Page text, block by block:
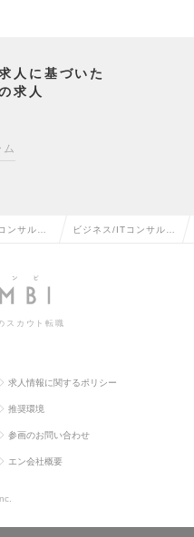
人に基づいた
求人
ム
ンサルタ ビジネス/ITコンサルタ
スカウト転職
求人情報に関するポリシー
推奨環境
参画のお問い合わせ
エン会社概要